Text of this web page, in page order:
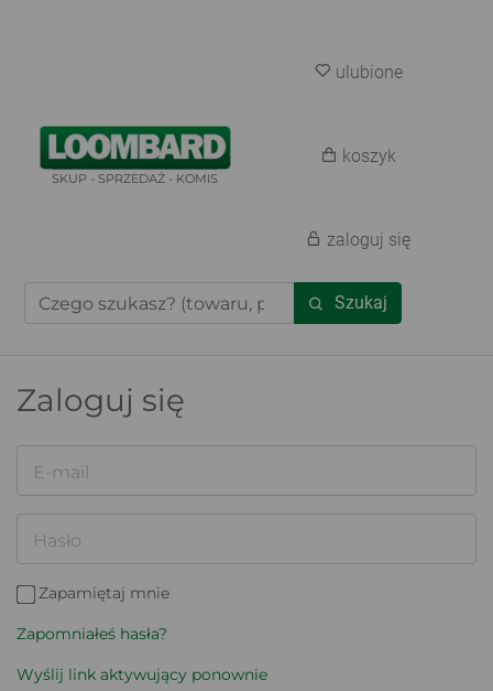
SKUP - SPRZEDAŻ - KOMIS
Szukaj
ulubione
koszyk
zaloguj się
Zaloguj się
E-mail
Hasło
Zapamiętaj mnie
Zapomniałeś hasła?
Wyślij link aktywujący ponownie